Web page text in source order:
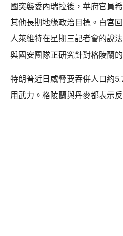
國突襲委內瑞拉後，華府官員
其他長期地緣政治目標。白宮
人萊維特在星期三記者會的說
與國安團隊正研究針對格陵蘭
特朗普近日威脅要吞併人口約
用武力。格陵蘭與丹麥都表示反